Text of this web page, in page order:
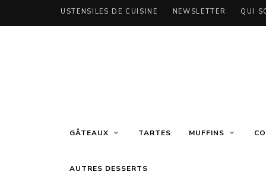
USTENSILES DE CUISINE NEWSLETTER QUI
GÂTEAUX TARTES MUFFINS
AUTRES DESSERTS